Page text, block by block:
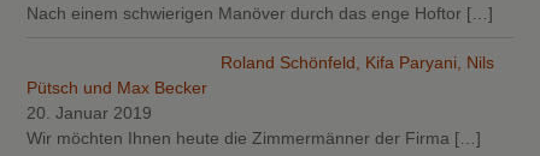
Nach einem schwierigen Manöver durch das enge Hoftor […]
Roland Schönfeld, Kifa Paryani, Nils
Pütsch und Max Becker
20. Januar 2019
Wir möchten Ihnen heute die Zimmermänner der Firma […]